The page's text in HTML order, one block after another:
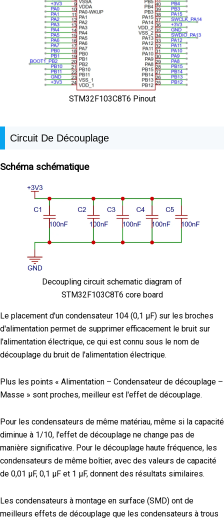
STM32F103C8T6 Pinout
Circuit De Découplage
Schéma schématique
Decoupling circuit schematic diagram of
STM32F103C8T6 core board
Le placement d'un condensateur 104 (0,1 μF) sur les broches
d'alimentation permet de supprimer efficacement le bruit sur
l'alimentation électrique, ce qui est connu sous le nom de
découplage du bruit de l'alimentation électrique.
Plus les points « Alimentation – Condensateur de découplage –
Masse » sont proches, meilleur est l'effet de découplage.
Pour les condensateurs de même matériau, même si la capacité
diminue à 1/10, l'effet de découplage ne change pas de
manière significative. Pour le découplage haute fréquence, les
condensateurs de même boîtier, avec des valeurs de capacité
de 0,01 μF, 0,1 μF et 1 μF, donnent des résultats similaires.
Les condensateurs à montage en surface (SMD) ont de
meilleurs effets de découplage que les condensateurs à trous